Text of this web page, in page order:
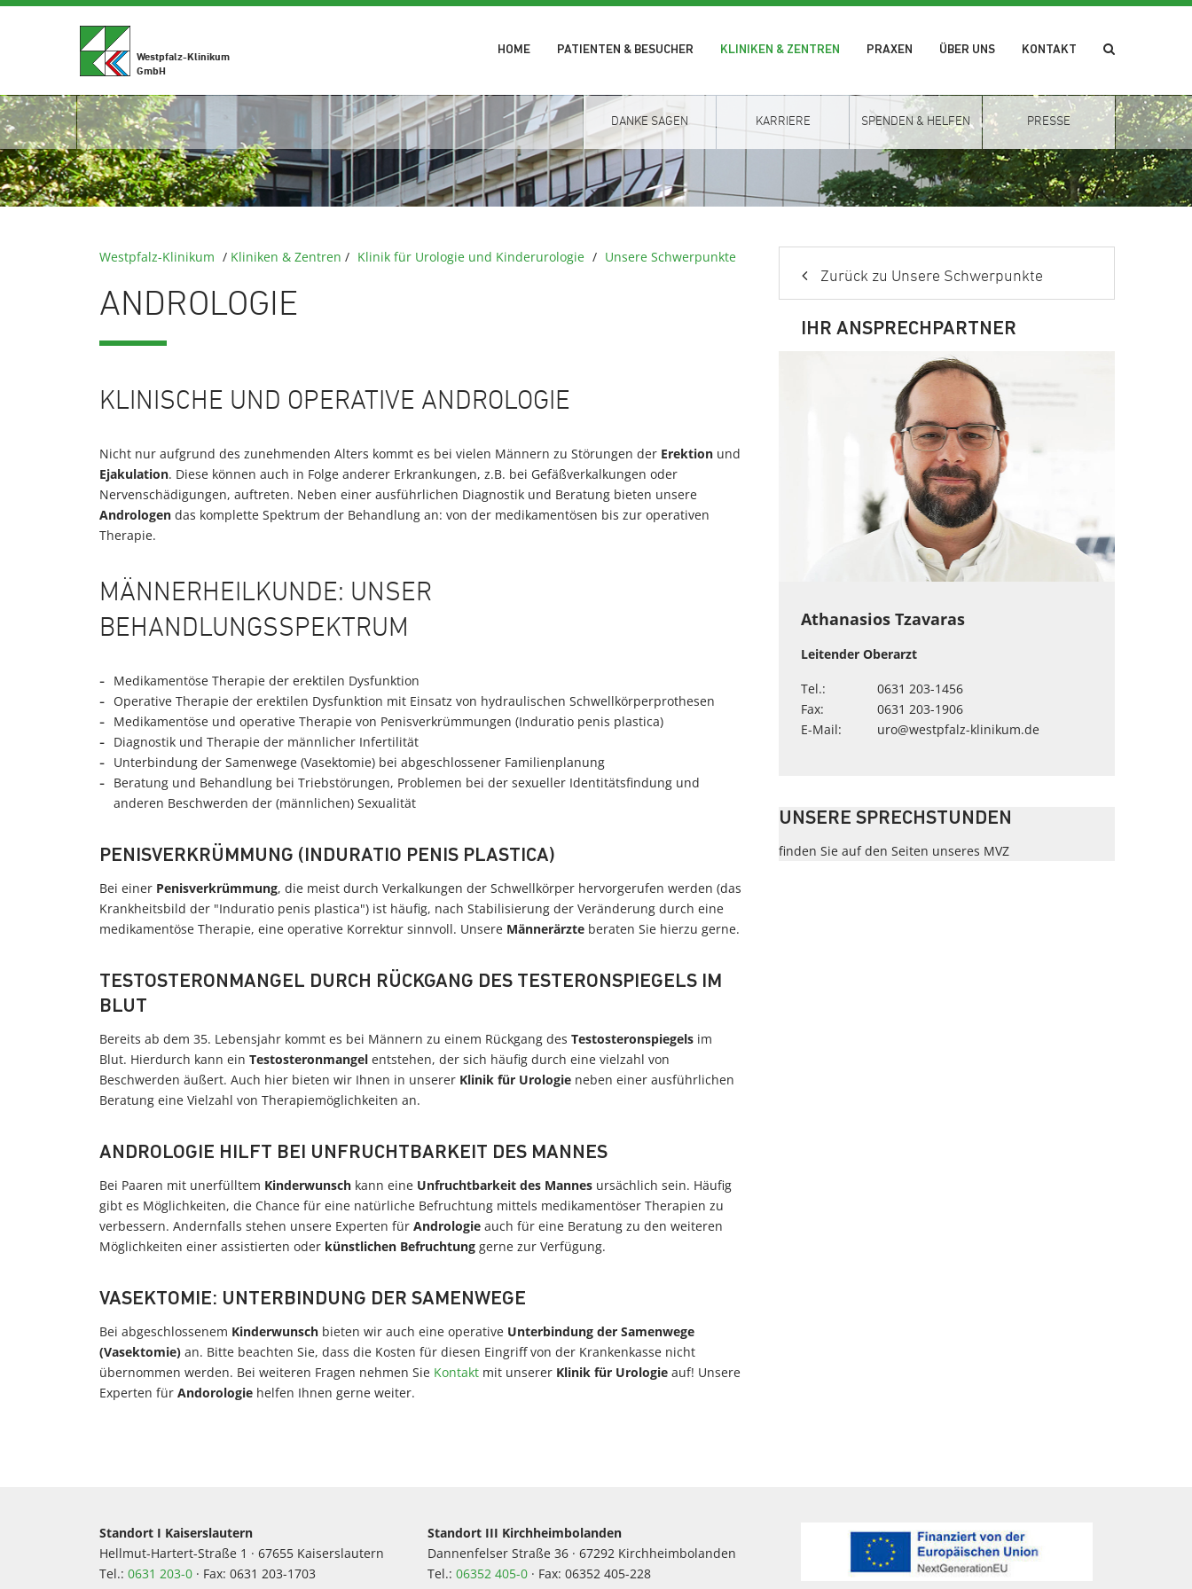
Westpfalz-Klinikum
GmbH
HOME PATIENTEN & BESUCHER KLINIKEN & ZENTREN PRAXEN ÜBER UNS KONTAKT
DANKE SAGEN KARRIERE SPENDEN & HELFEN PRESSE
Westpfalz-Klinikum / Kliniken & Zentren / Klinik für Urologie und Kinderurologie / Unsere Schwerpunkte
ANDROLOGIE
KLINISCHE UND OPERATIVE ANDROLOGIE
Nicht nur aufgrund des zunehmenden Alters kommt es bei vielen Männern zu Störungen der Erektion und
Ejakulation. Diese können auch in Folge anderer Erkrankungen, z.B. bei Gefäßverkalkungen oder
Nervenschädigungen, auftreten. Neben einer ausführlichen Diagnostik und Beratung bieten unsere
Andrologen das komplette Spektrum der Behandlung an: von der medikamentösen bis zur operativen
Therapie.
MÄNNERHEILKUNDE: UNSER
BEHANDLUNGSSPEKTRUM
Medikamentöse Therapie der erektilen Dysfunktion
Operative Therapie der erektilen Dysfunktion mit Einsatz von hydraulischen Schwellkörperprothesen
Medikamentöse und operative Therapie von Penisverkrümmungen (Induratio penis plastica)
Diagnostik und Therapie der männlicher Infertilität
Unterbindung der Samenwege (Vasektomie) bei abgeschlossener Familienplanung
Beratung und Behandlung bei Triebstörungen, Problemen bei der sexueller Identitätsfindung und
anderen Beschwerden der (männlichen) Sexualität
PENISVERKRÜMMUNG (INDURATIO PENIS PLASTICA)
Bei einer Penisverkrümmung, die meist durch Verkalkungen der Schwellkörper hervorgerufen werden (das
Krankheitsbild der "Induratio penis plastica") ist häufig, nach Stabilisierung der Veränderung durch eine
medikamentöse Therapie, eine operative Korrektur sinnvoll. Unsere Männerärzte beraten Sie hierzu gerne.
TESTOSTERONMANGEL DURCH RÜCKGANG DES TESTERONSPIEGELS IM
BLUT
Bereits ab dem 35. Lebensjahr kommt es bei Männern zu einem Rückgang des Testosteronspiegels im
Blut. Hierdurch kann ein Testosteronmangel entstehen, der sich häufig durch eine vielzahl von
Beschwerden äußert. Auch hier bieten wir Ihnen in unserer Klinik für Urologie neben einer ausführlichen
Beratung eine Vielzahl von Therapiemöglichkeiten an.
ANDROLOGIE HILFT BEI UNFRUCHTBARKEIT DES MANNES
Bei Paaren mit unerfülltem Kinderwunsch kann eine Unfruchtbarkeit des Mannes ursächlich sein. Häufig
gibt es Möglichkeiten, die Chance für eine natürliche Befruchtung mittels medikamentöser Therapien zu
verbessern. Andernfalls stehen unsere Experten für Andrologie auch für eine Beratung zu den weiteren
Möglichkeiten einer assistierten oder künstlichen Befruchtung gerne zur Verfügung.
VASEKTOMIE: UNTERBINDUNG DER SAMENWEGE
Bei abgeschlossenem Kinderwunsch bieten wir auch eine operative Unterbindung der Samenwege
(Vasektomie) an. Bitte beachten Sie, dass die Kosten für diesen Eingriff von der Krankenkasse nicht
übernommen werden. Bei weiteren Fragen nehmen Sie Kontakt mit unserer Klinik für Urologie auf! Unsere
Experten für Andorologie helfen Ihnen gerne weiter.
Zurück zu Unsere Schwerpunkte
IHR ANSPRECHPARTNER
Athanasios Tzavaras
Leitender Oberarzt
Tel.:
0631 203-1456
Fax:
0631 203-1906
E-Mail:
uro@westpfalz-klinikum.de
UNSERE SPRECHSTUNDEN
finden Sie auf den Seiten unseres MVZ
Standort I Kaiserslautern
Hellmut-Hartert-Straße 1 · 67655 Kaiserslautern
Tel.: 0631 203-0 · Fax: 0631 203-1703
Standort III Kirchheimbolanden
Dannenfelser Straße 36 · 67292 Kirchheimbolanden
Tel.:06352 405-0 · Fax: 06352 405-228